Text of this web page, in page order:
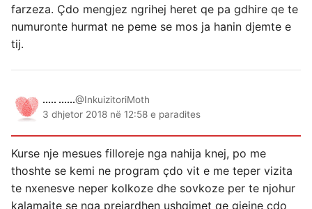
farzeza. Çdo mengjez ngrihej heret qe pa gdhire qe te
numuronte hurmat ne peme se mos ja hanin djemte e
tij.
..... ......@InkuizitoriMoth
3 dhjetor 2018 në 12:58 e paradites
Kurse nje mesues filloreje nga nahija knej, po me
thoshte se kemi ne program çdo vit e me teper vizita
te nxenesve neper kolkoze dhe sovkoze per te njohur
kalamajte se nga prejardhen ushqimet qe gjejne çdo